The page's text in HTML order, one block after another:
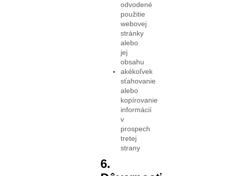
odvodené
použitie
webovej
stránky
alebo
jej
obsahu
akékoľvek
sťahovanie
alebo
kopírovanie
informácií
v
prospech
tretej
strany
6.